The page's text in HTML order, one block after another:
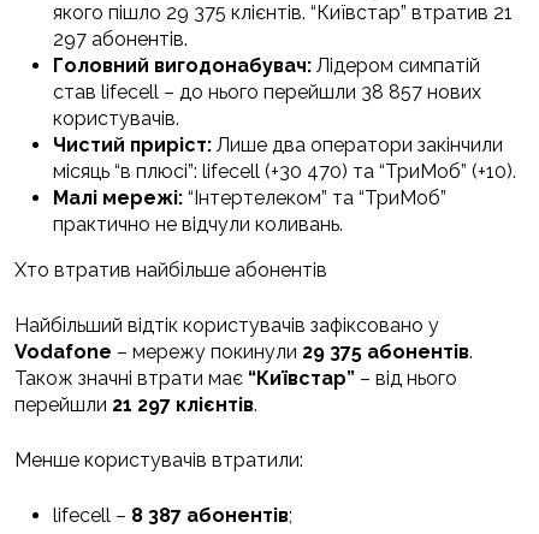
якого пішло 29 375 клієнтів. “Київстар” втратив 21
297 абонентів.
Головний вигодонабувач: Лідером симпатій
став lifecell – до нього перейшли 38 857 нових
користувачів.
Чистий приріст: Лише два оператори закінчили
місяць “в плюсі”: lifecell (+30 470) та “ТриМоб” (+10).
Малі мережі: “Інтертелеком” та “ТриМоб”
практично не відчули коливань.
Хто втратив найбільше абонентів
Найбільший відтік користувачів зафіксовано у
Vodafone – мережу покинули 29 375 абонентів.
Також значні втрати має “Київстар” – від нього
перейшли 21 297 клієнтів.
Менше користувачів втратили:
lifecell – 8 387 абонентів;